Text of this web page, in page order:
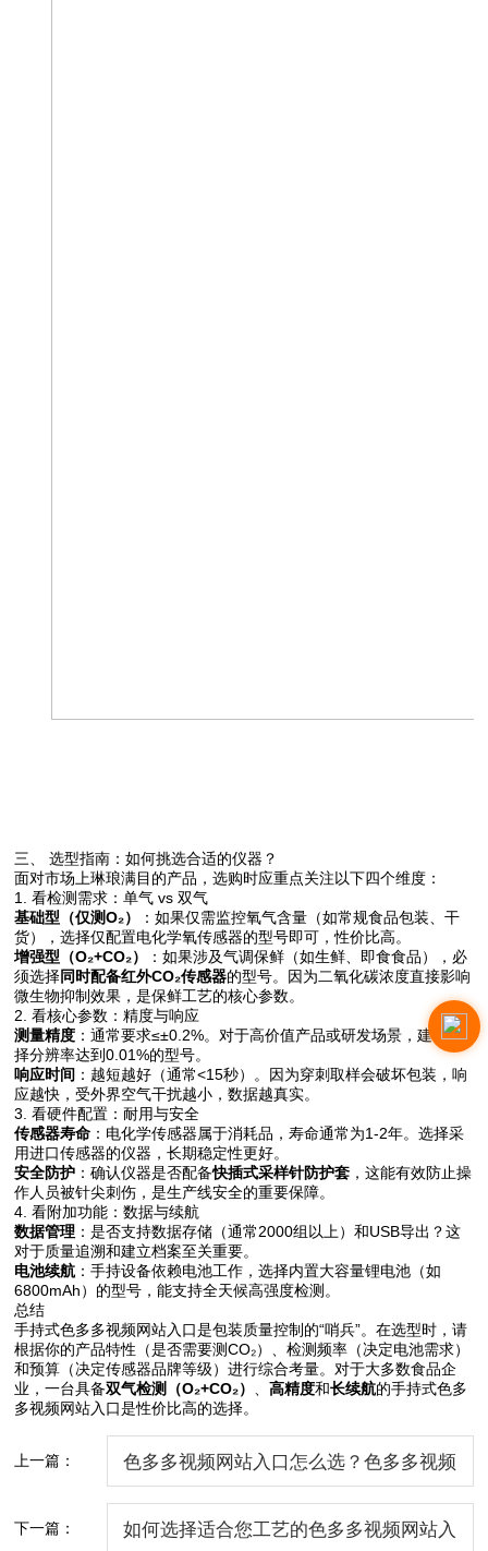
三、 选型指南：如何挑选合适的仪器？
面对市场上琳琅满目的产品，选购时应重点关注以下四个维度：
1. 看检测需求：单气 vs 双气
基础型（仅测O₂）
：如果仅需监控氧气含量（如常规食品包装、干
货），选择仅配置电化学氧传感器的型号即可，性价比高。
增强型（O₂+CO₂）
：如果涉及气调保鲜（如生鲜、即食食品），必
须选择同时配备红外CO₂传感器的型号。因为二氧化碳浓度直接影响
微生物抑制效果，是保鲜工艺的核心参数。
2. 看核心参数：精度与响应
测量精度 ：通常要求≤±0.2%。对于高价值产品或研发场景，建议选
择分辨率达到0.01%的型号。
响应时间 ：越短越好（通常<15秒）。因为穿刺取样会破坏包装，响
应越快，受外界空气干扰越小，数据越真实。
3. 看硬件配置：耐用与安全
传感器寿命 ：电化学传感器属于消耗品，寿命通常为1-2年。选择采
用进口传感器的仪器，长期稳定性更好。
安全防护 ：确认仪器是否配备快插式采样针防护套 ，这能有效防止操
作人员被针尖刺伤，是生产线安全的重要保障。
4. 看附加功能：数据与续航
数据管理 ：是否支持数据存储（通常2000组以上）和USB导出？这
对于质量追溯和建立档案至关重要。
电池续航 ：手持设备依赖电池工作，选择内置大容量锂电池（如
6800mAh）的型号，能支持全天候高强度检测。
总结
手持式色多多视频网站入口是包装质量控制的“哨兵”。在选型时，请
根据你的产品特性（是否需要测CO₂）、检测频率（决定电池需求）
和预算（决定传感器品牌等级）进行综合考量。对于大多数食品企
业，一台具备双气检测（O₂+CO₂） 、高精度和长续航的手持式色多
多视频网站入口是性价比高的选择。
上一篇： 色多多视频网站入口怎么选？色多多视频
下一篇： 如何选择适合您工艺的色多多视频网站入